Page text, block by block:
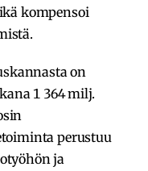
kompensoi
on
1 364 milj.
perustuu
ja